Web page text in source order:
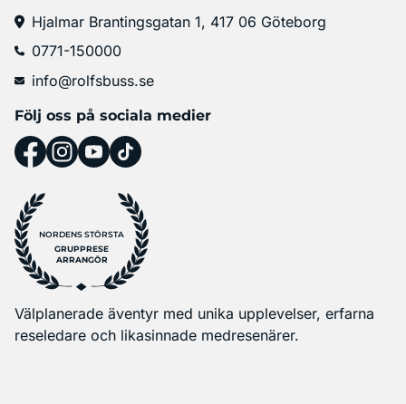
Hjalmar Brantingsgatan 1, 417 06 Göteborg
0771-150000
info@rolfsbuss.se
Följ oss på sociala medier
NORDENS STÖRSTA
GRUPPRESE
ARRANGÖR
Välplanerade äventyr med unika upplevelser, erfarna
reseledare och likasinnade medresenärer.